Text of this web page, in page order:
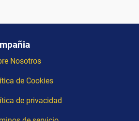
Nosotros
de Cookies
de privacidad